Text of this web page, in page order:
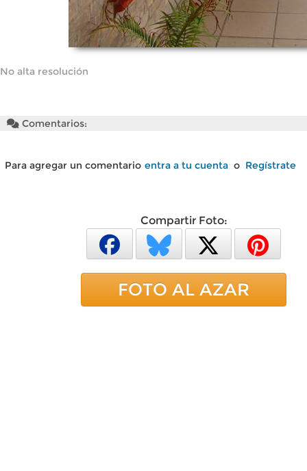
No alta resolución
Comentarios:
Para agregar un comentario entra a tu cuenta o Regístrate
Compartir Foto:
FOTO AL AZAR